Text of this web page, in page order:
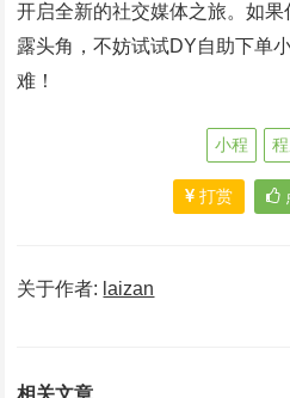
开启全新的社交媒体之旅。如
露头角，不妨试试DY自助下单
难！
小程
打赏
关于作者: laizan
相关文章